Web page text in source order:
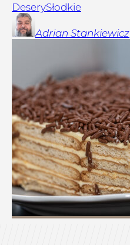
DeserySłodkie
Adrian Stankiewicz